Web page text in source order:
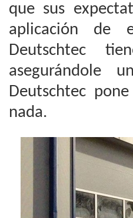
que sus
aplicación de
Deutschtec
asegurándole
Deutschtec
nada.